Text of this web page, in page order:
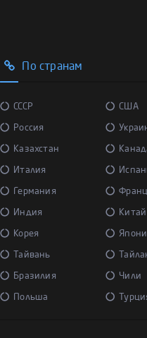
По странам
СССР США
Россия
Казахстан
Италия
Германия
Индия Китай
Корея
Тайвань
Бразилия Чили
Польша